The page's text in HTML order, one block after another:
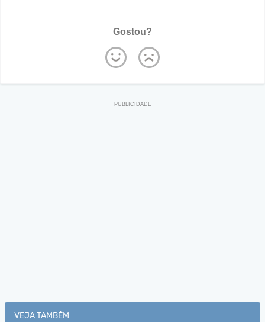
Gostou?
VEJA TAMBÉM